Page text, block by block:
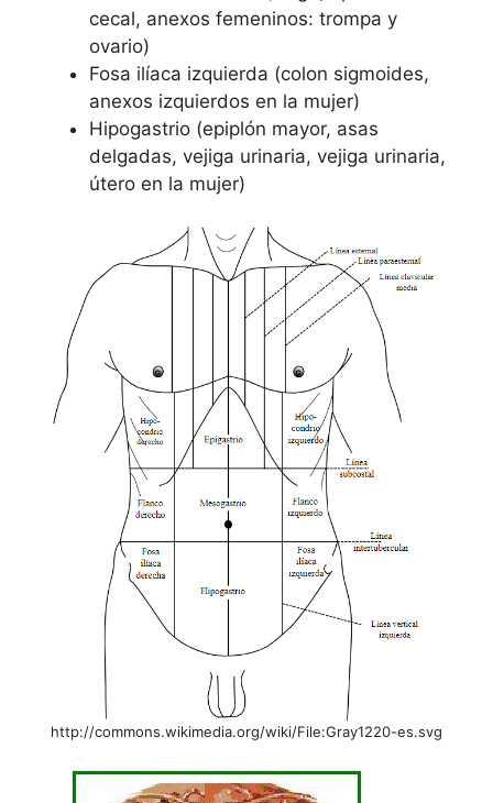
cecal, anexos femeninos: trompa y
ovario)
Fosa ilíaca izquierda (colon sigmoides,
anexos izquierdos en la mujer)
Hipogastrio (epiplón mayor, asas
delgadas, vejiga urinaria, vejiga urinaria,
útero en la mujer)
http://commons.wikimedia.org/wiki/File:Gray1220-es.svg